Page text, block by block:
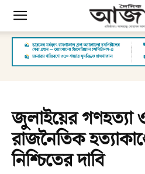
জুলাইয়ের
রাজনৈতিক
নিশ্চিতের দাবি